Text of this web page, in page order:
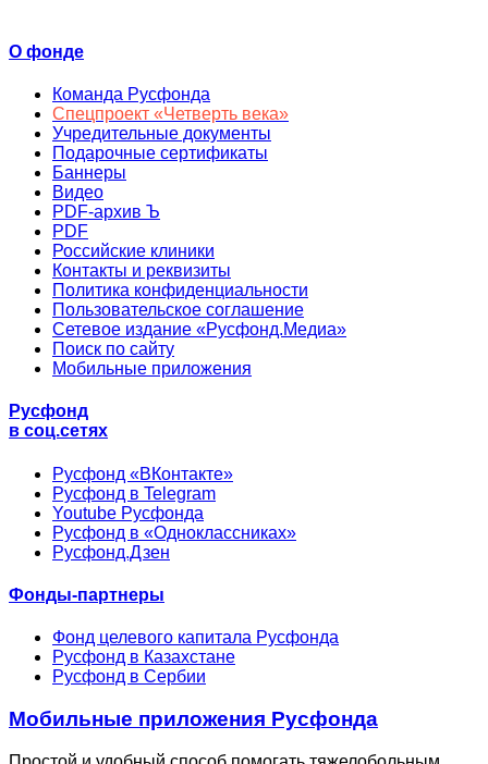
О фонде
Команда Русфонда
Спецпроект «Четверть века»
Учредительные документы
Подарочные сертификаты
Баннеры
Видео
PDF-архив Ъ
PDF
Российские клиники
Контакты и реквизиты
Политика конфиденциальности
Пользовательское соглашение
Сетевое издание «Русфонд.Медиа»
Поиск по сайту
Мобильные приложения
Русфонд
в соц.сетях
Русфонд «ВКонтакте»
Русфонд в Telegram
Youtube Русфонда
Русфонд в «Одноклассниках»
Русфонд.Дзен
Фонды-партнеры
Фонд целевого капитала Русфонда
Русфонд в Казахстане
Русфонд в Сербии
Мобильные приложения Русфонда